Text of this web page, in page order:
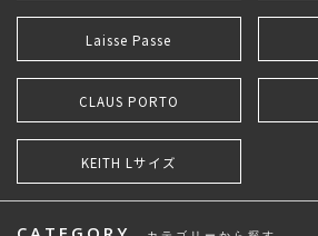
Laisse Passe
CLAUS PORTO
KEITH Lサイズ